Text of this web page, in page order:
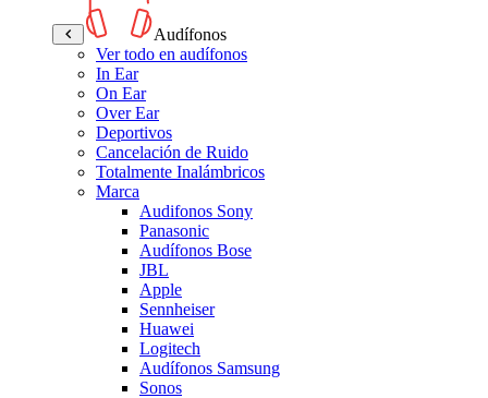
Audífonos
Ver todo en audífonos
In Ear
On Ear
Over Ear
Deportivos
Cancelación de Ruido
Totalmente Inalámbricos
Marca
Audifonos Sony
Panasonic
Audífonos Bose
JBL
Apple
Sennheiser
Huawei
Logitech
Audífonos Samsung
Sonos